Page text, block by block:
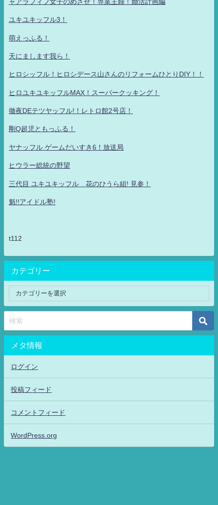
ユキユキッフル3！
萌えっふる！
天にまします我ら！
ヒロシッフル！ヒロシデース山さんのリフォームひとりDIY！！
ヒロユキユキッフルMAX！スーパークッキング！
徹夜DEテツヤッフル!！レトロ館2号店！
剛Q超児ともっふる！
ヤナッフル ゲームだいすき6！放送局
ヒウラー総統の野望
三代目 ユキユキッフル 花のひうら組! 見参！
魁!!アイドル塾!
t112
カテゴリー
メタ情報
ログイン
投稿フィード
コメントフィード
WordPress.org